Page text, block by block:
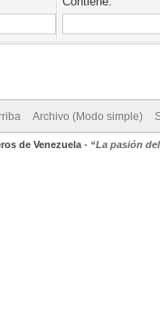
Archivo (Modo simple)
de Venezuela - “La pasión